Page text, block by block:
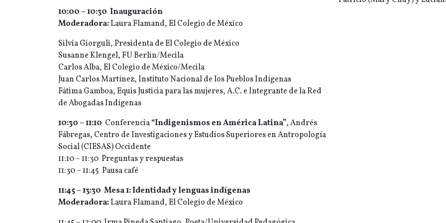
10:00 – 10:30 Inauguración
Moderadora:Laura Flamand, El Colegio de México
Silvia Giorguli, Presidenta de El Colegio de México
Susanne Klengel, FU Berlin/Mecila
Carlos Alba, El Colegio de México/Mecila
Juan Carlos Martínez, Instituto Nacional de los Pueblos Indígenas
Fátima Gamboa, Equis Justicia para las mujeres, A.C. e Integrante de la Red
de Abogadas Indígenas
10:30 – 11:10 Conferencia“Indigenismos en América Latina”, Andrés
Fábregas, Centro de Investigaciones y Estudios Superiores en Antropología
Social (CIESAS) Occidente
11:10 – 11:30 Preguntas y respuestas
11:30 – 11:45 Pausa café
11:45 – 13:30 Mesa 1: Identidad y lenguas indígenas
Moderadora:Laura Flamand, El Colegio de México